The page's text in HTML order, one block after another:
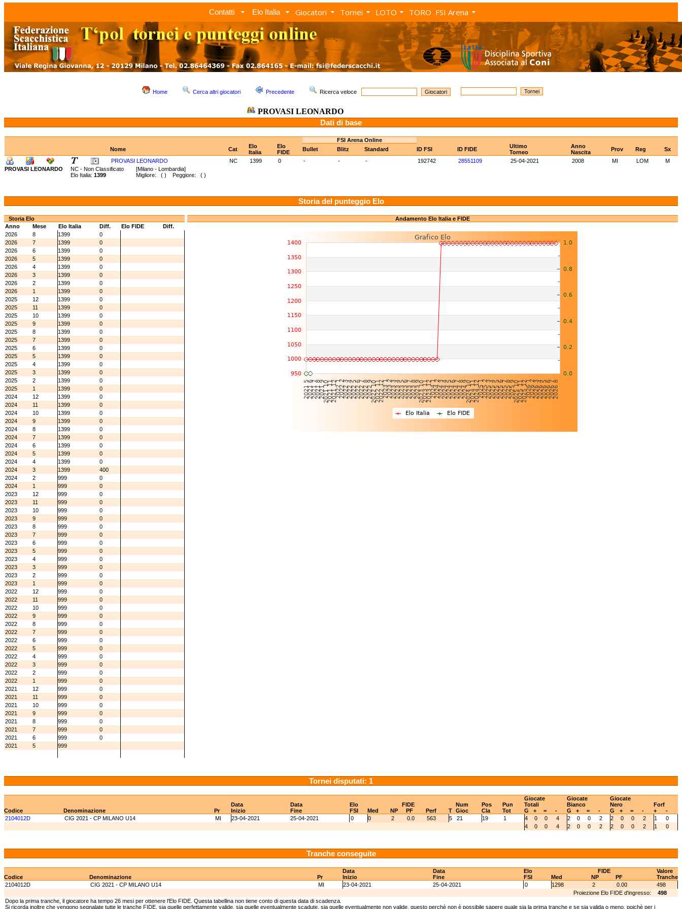
Contatti Elo Italia Giocatori Tornei LOTO TORO FSI Arena
Home Cerca altri giocatori Precedente Ricerca veloce
PROVASI LEONARDO
Dati di base
FSI Arena Online
Nome
Cat
Elo
Italia
Elo
FIDE
Bullet Blitz Standard ID FSI ID FIDE
Ultimo
Torneo
Anno
Nascita
Prov Reg
Sx
PROVASI LEONARDO
NC 1399 0 - - - 192742 28551109 25-04-2021 2008 MI LOM
M
PROVASI LEONARDO
NC - Non Classificato [Milano - Lombardia]
Elo Italia: 1399 Migliore: ( ) Peggiore: ( )
Storia del punteggio Elo
Storia Elo
Anno
Mese Elo Italia Diff. Elo FIDE
Diff.
2026
8 1399
0
2026
7 1399
0
2026
6 1399
0
2026
5 1399
0
2026
4 1399
0
2026
3 1399
0
2026
2 1399
0
2026
1 1399
0
2025
12 1399
0
2025
11 1399
0
2025
10 1399
0
2025
9 1399
0
2025
8 1399
0
2025
7 1399
0
2025
6 1399
0
2025
5 1399
0
2025
4 1399
0
2025
3 1399
0
2025
2 1399
0
2025
1 1399
0
2024
12 1399
0
2024
11 1399
0
2024
10 1399
0
2024
9 1399
0
2024
8 1399
0
2024
7 1399
0
2024
6 1399
0
2024
5 1399
0
2024
4 1399
0
2024
3 1399
400
2024
2 999
0
2024
1 999
0
2023
12 999
0
2023
11 999
0
2023
10 999
0
2023
9 999
0
2023
8 999
0
2023
7 999
0
2023
6 999
0
2023
5 999
0
2023
4 999
0
2023
3 999
0
2023
2 999
0
2023
1 999
0
2022
12 999
0
2022
11 999
0
2022
10 999
0
2022
9 999
0
2022
8 999
0
2022
7 999
0
2022
6 999
0
2022
5 999
0
2022
4 999
0
2022
3 999
0
2022
2 999
0
2022
1 999
0
2021
12 999
0
2021
11 999
0
2021
10 999
0
2021
9 999
0
2021
8 999
0
2021
7 999
0
2021
6 999
0
2021
5 999
Andamento Elo Italia e FIDE
Tornei disputati: 1
Data Data Elo FIDE Num Pos Pun
Giocate
Totali
Giocate
Bianco
Giocate
Nero
Forf
Codice
Denominazione Pr Inizio Fine FSI Med NP PF Perf T Gioc Cla Tot G + = - G + = - G + = - +
-
2104012D
CIG 2021 - CP MILANO U14 MI 23-04-2021 25-04-2021 0 0 2 0.0 563 5 21 19 1 4 0 0 4 2 0 0 2 2 0 0 2 1
0
4
0 0 4 2 0 0 2 2 0 0 2 1 0
Tranche conseguite
Data Data Elo FIDE
Valore
Codice
Denominazione Pr Inizio Fine FSI Med NP PF
Tranche
2104012D
CIG 2021 - CP MILANO U14 MI 23-04-2021 25-04-2021 0 1298 2 0.00
498
Proiezione Elo FIDE d'ingresso:
498
Dopo la prima tranche, il giocatore ha tempo 26 mesi per ottenere l'Elo FIDE. Questa tabellina non tiene conto di questa data di scadenza.
Si ricorda inoltre che vengono segnalate tutte le tranche FIDE, sia quelle perfettamente valide, sia quelle eventualmente scadute, sia quelle eventualmente non valide, questo perchè non è possibile sapere quale sia la prima tranche e se sia valida o meno, poichè per i